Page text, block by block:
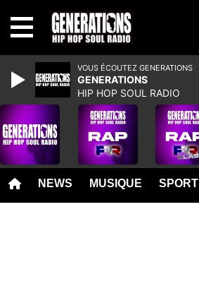
NEWS MUSIQUE SPORT
VOUS ÉCOUTEZ GENERATIONS
GENERATIONS
HIP HOP SOUL RADIO